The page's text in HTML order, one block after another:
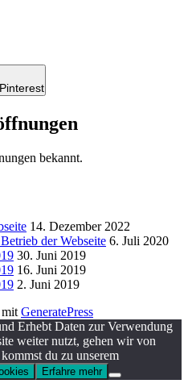
Pinterest
bekannt.
14. Dezember 2022
der Webseite 6. Juli 2020
30. Juni 2019
16. Juni 2019
2. Juni 2019
mit GeneratePress
Erhebt Daten zur Verwendung
weiter nutzt, gehen wir von
du zu unserem
Erfahre mehr